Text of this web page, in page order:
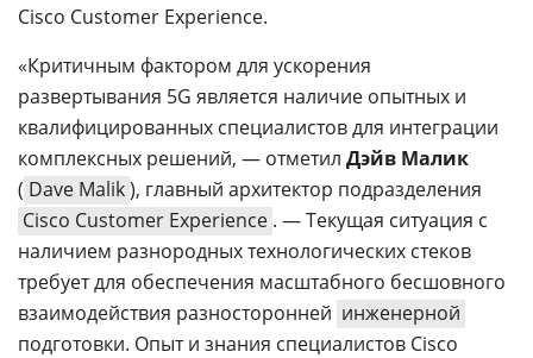
Cisco Customer Experience.
«Критичным фактором для ускорения
развертывания 5G является наличие опытных и
квалифицированных специалистов для интеграции
комплексных решений, — отметил Дэйв Малик
( Dave Malik), главный архитектор подразделения
Cisco Customer Experience . — Текущая ситуация с
наличием разнородных технологических стеков
требует для обеспечения масштабного бесшовного
взаимодействия разносторонней инженерной
подготовки. Опыт и знания специалистов Cisco